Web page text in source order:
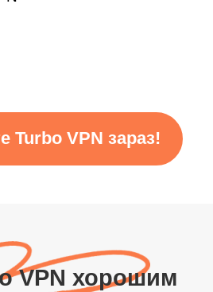
Turbo VPN зараз!
VPN хорошим